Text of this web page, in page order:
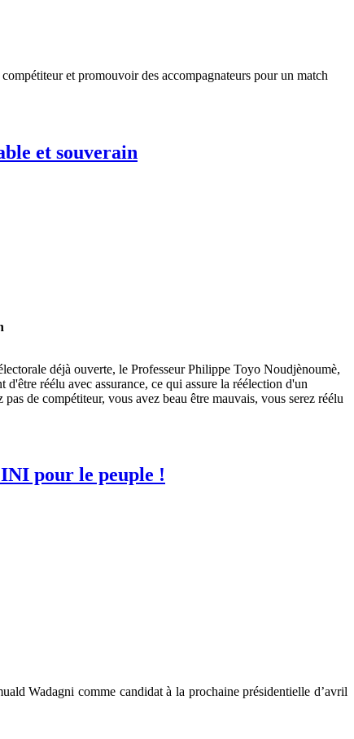
et promouvoir des accompagnateurs pour un match
et souverain
déjà ouverte, le Professeur Philippe Toyo Noudjènoumè,
réélu avec assurance, ce qui assure la réélection d'un
de compétiteur, vous avez beau être mauvais, vous serez réélu
pour le peuple !
Wadagni comme candidat à la prochaine présidentielle d’avril